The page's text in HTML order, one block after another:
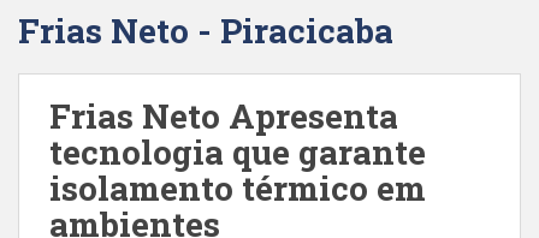
Frias Neto - Piracicaba
Frias Neto Apresenta
tecnologia que garante
isolamento térmico em
ambientes